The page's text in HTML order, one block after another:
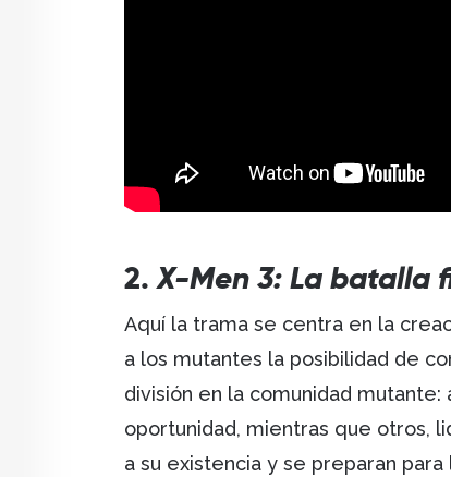
2. X-Men 3: La batalla
Aquí la trama se centra en la
a los mutantes la posibilidad de
división en la comunidad
oportunidad, mientras que otros,
a su existencia y se preparan para